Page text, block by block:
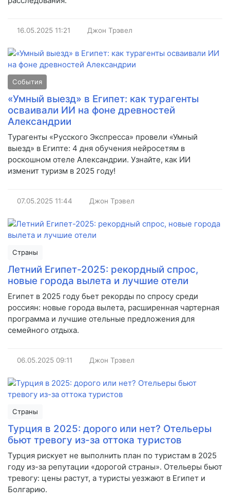
16.05.2025 11:21 Джон Трэвел
События
«Умный выезд» в Египет: как турагенты
осваивали ИИ на фоне древностей
Александрии
Турагенты «Русского Экспресса» провели «Умный
выезд» в Египте: 4 дня обучения нейросетям в
роскошном отеле Александрии. Узнайте, как ИИ
изменит туризм в 2025 году!
07.05.2025 11:44 Джон Трэвел
Страны
Летний Египет-2025: рекордный спрос,
новые города вылета и лучшие отели
Египет в 2025 году бьет рекорды по спросу среди
россиян: новые города вылета, расширенная чартерная
программа и лучшие отельные предложения для
семейного отдыха.
06.05.2025 09:11 Джон Трэвел
Страны
Турция в 2025: дорого или нет? Отельеры
бьют тревогу из-за оттока туристов
Турция рискует не выполнить план по туристам в 2025
году из-за репутации «дорогой страны». Отельеры бьют
тревогу: цены растут, а туристы уезжают в Египет и
Болгарию.